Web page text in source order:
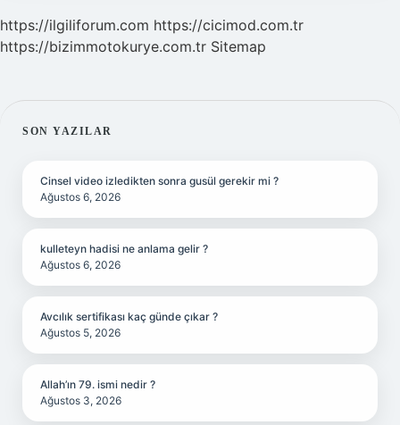
https://ilgiliforum.com https://cicimod.com.tr
https://bizimmotokurye.com.tr Sitemap
SIDEBAR
SON YAZILAR
Cinsel video izledikten sonra gusül gerekir mi ?
Ağustos 6, 2026
kulleteyn hadisi ne anlama gelir ?
Ağustos 6, 2026
Avcılık sertifikası kaç günde çıkar ?
Ağustos 5, 2026
Allah’ın 79. ismi nedir ?
Ağustos 3, 2026